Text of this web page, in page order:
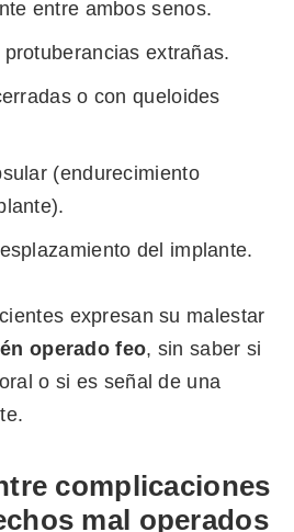
entre ambos senos.
extrañas.
o con queloides
(endurecimiento
del implante.
expresan su malestar
operado feo, sin saber si
o si es señal de una
complicaciones
mal operados